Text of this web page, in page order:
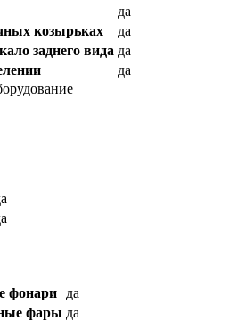
да
козырьках
да
заднего вида да
да
фонари
да
фары да